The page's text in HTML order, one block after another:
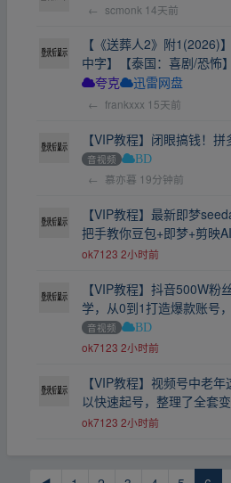
← scmonk 14天前
【《送葬人2》附1(2026)
中字】【泰国：喜剧/恐怖】
夸克
迅雷网盘
← frankxxx 15天前
【VIP教程】闭眼搞钱！
音视频 BD
← 慕亦暮 19分钟前
【VIP教程】最新即梦
把手教你豆包+即梦+剪映AI
ok7123 2小时前
【VIP教程】抖音500W粉
学，从0到1打造爆款账号
音视频 BD
ok7123 2小时前
【VIP教程】视频号中老
以快速起号，整理了全套
ok7123 2小时前